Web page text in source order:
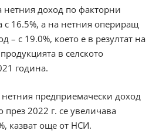
доход по факторни
с 16.5%, а на нетния опериращ
– с 19.0%, което е в резултат на
в селското
година.
предприемачески доход
през 2022 г. се увеличава
казват още от НСИ.